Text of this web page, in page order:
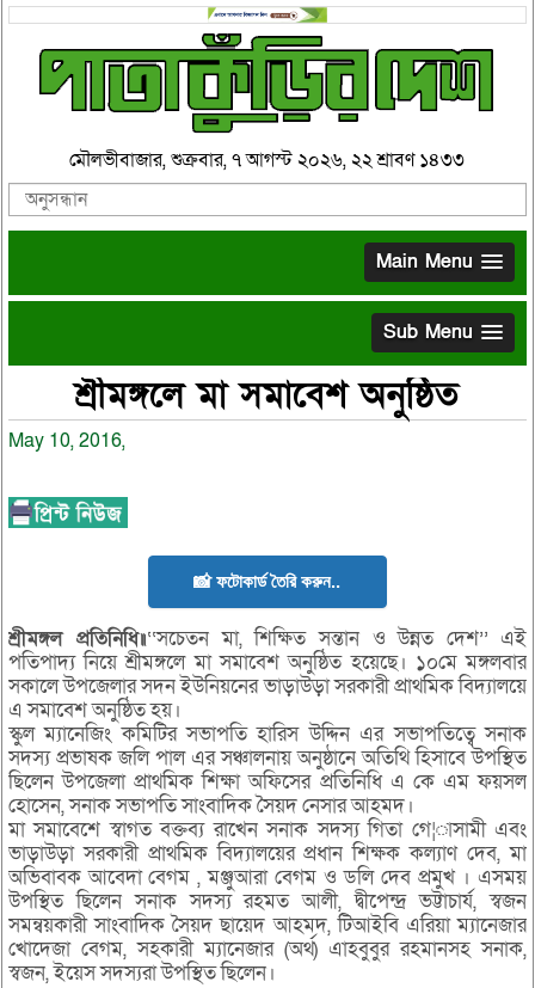
মৌলভীবাজার, শুক্রবার, ৭ আগস্ট ২০২৬, ২২ শ্রাবণ ১৪৩৩
Main Menu
Sub Menu
শ্রীমঙ্গলে মা সমাবেশ অনুষ্ঠিত
May 10, 2016,
📸 ফটোকার্ড তৈরি করুন..
শ্রীমঙ্গল প্রতিনিধি॥‘‘সচেতন মা, শিক্ষিত সন্তান ও উন্নত দেশ’’ এই
পতিপাদ্য নিয়ে শ্রীমঙ্গলে মা সমাবেশ অনুষ্ঠিত হয়েছে। ১০মে মঙ্গলবার
সকালে উপজেলার সদন ইউনিয়নের ভাড়াউড়া সরকারী প্রাথমিক বিদ্যালয়ে
এ সমাবেশ অনুষ্ঠিত হয়।
স্কুল ম্যানেজিং কমিটির সভাপতি হারিস উদ্দিন এর সভাপতিত্বে সনাক
সদস্য প্রভাষক জলি পাল এর সঞ্চালনায় অনুষ্ঠানে অতিথি হিসাবে উপস্থিত
ছিলেন উপজেলা প্রাথমিক শিক্ষা অফিসের প্রতিনিধি এ কে এম ফয়সল
হোসেন, সনাক সভাপতি সাংবাদিক সৈয়দ নেসার আহমদ।
মা সমাবেশে স্বাগত বক্তব্য রাখেন সনাক সদস্য গিতা গে¦াসামী এবং
ভাড়াউড়া সরকারী প্রাথমিক বিদ্যালয়ের প্রধান শিক্ষক কল্যাণ দেব, মা
অভিবাবক আবেদা বেগম , মঞ্জুআরা বেগম ও ডলি দেব প্রমুখ । এসময়
উপস্থিত ছিলেন সনাক সদস্য রহমত আলী, দ্বীপেন্দ্র ভট্টাচার্য, স্বজন
সমন্বয়কারী সাংবাদিক সৈয়দ ছায়েদ আহমদ, টিআইবি এরিয়া ম্যানেজার
খোদেজা বেগম, সহকারী ম্যানেজার (অর্থ) এাহবুবুর রহমানসহ সনাক,
স্বজন, ইয়েস সদস্যরা উপস্থিত ছিলেন।